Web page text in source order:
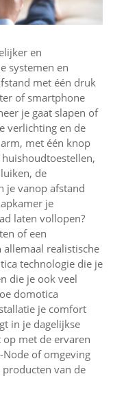
en
systemen en
met één druk
of smartphone
je gaat slapen of
verlichting en de
met één knop
de
je vanop afstand
je
laten vollopen?
of een
realistische
technologie die je
die je ook veel
domotica
je comfort
in je dagelijkse
met de ervaren
Node of omgeving
van de